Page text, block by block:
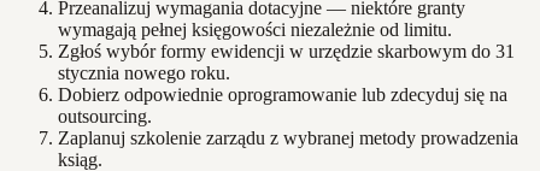
Przeanalizuj wymagania dotacyjne — niektóre granty
wymagają pełnej księgowości niezależnie od limitu.
Zgłoś wybór formy ewidencji w urzędzie skarbowym do 31
stycznia nowego roku.
Dobierz odpowiednie oprogramowanie lub zdecyduj się na
outsourcing.
Zaplanuj szkolenie zarządu z wybranej metody prowadzenia
ksiąg.